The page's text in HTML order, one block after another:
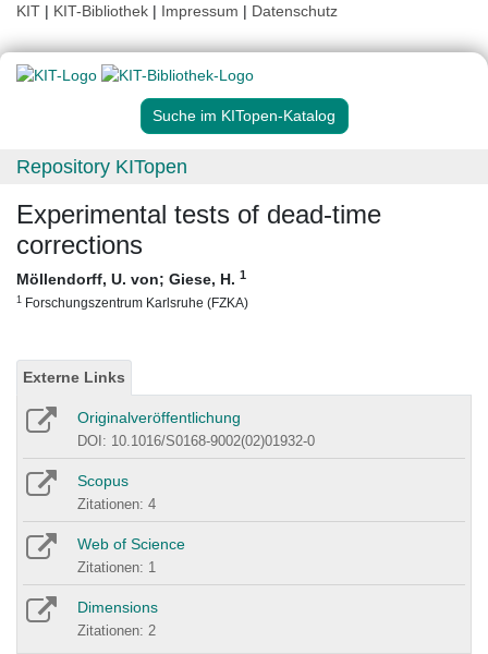
KIT | KIT-Bibliothek | Impressum | Datenschutz
Suche im KITopen-Katalog
Repository KITopen
Experimental tests of dead-time
corrections
Möllendorff, U. von; Giese, H. 1
1 Forschungszentrum Karlsruhe (FZKA)
Externe Links
Originalveröffentlichung
DOI: 10.1016/S0168-9002(02)01932-0
Scopus
Zitationen: 4
Web of Science
Zitationen: 1
Dimensions
Zitationen: 2